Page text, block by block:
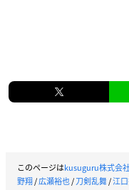
このページはkusuguru株式会
野翔/広瀬裕也/刀剣乱舞/江